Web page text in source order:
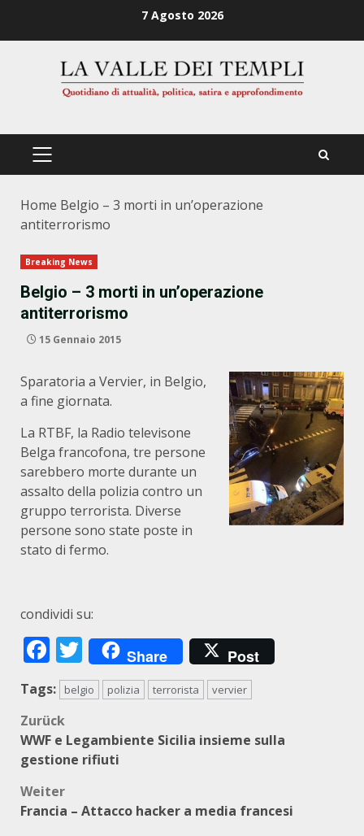
7 Agosto 2026
PRIMÄRES
Home Belgio – 3 morti in un’operazione
antiterrorismo
Breaking News
Belgio – 3 morti in un’operazione
antiterrorismo
15 Gennaio 2015
Sparatoria a Vervier, in Belgio,
a fine giornata.
La RTBF, la Radio televisone
Belga francofona, tre persone
sarebbero morte durante un
assalto della polizia contro un
gruppo terrorista. Diverse
persone sono state poste in
stato di fermo.
condividi su:
Facebook
Twitter
Share Post
Tags: belgio polizia terrorista vervier
Beitragsnavigation
Zurück
WWF e Legambiente Sicilia insieme sulla
gestione rifiuti
Weiter
Francia – Attacco hacker a media francesi